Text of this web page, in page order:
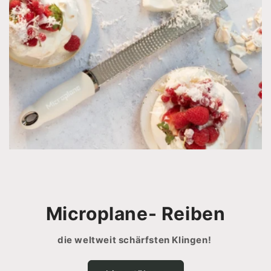
Microplane- Reiben
die weltweit schärfsten Klingen!